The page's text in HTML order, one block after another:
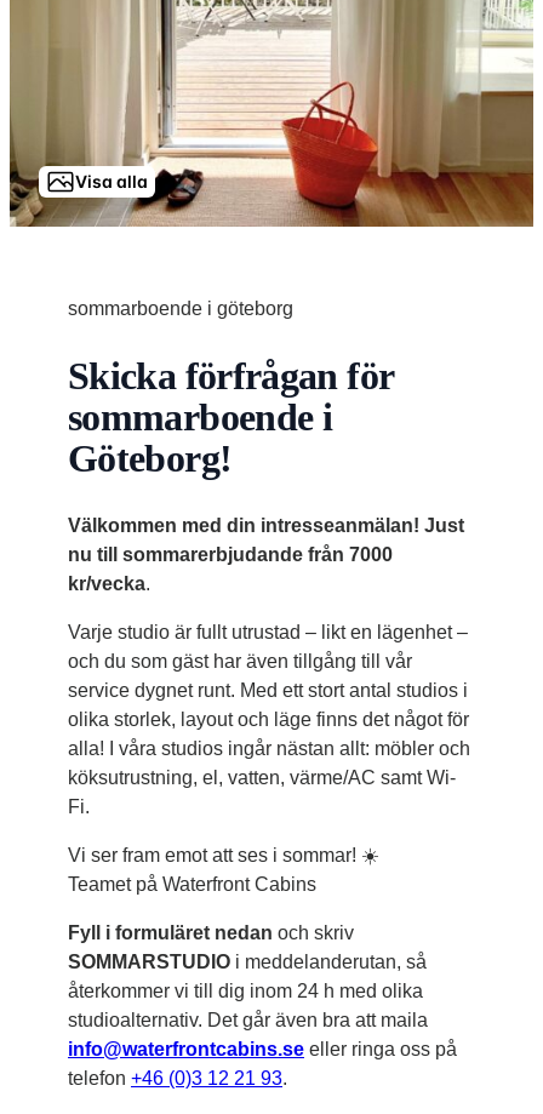
Visa alla
sommarboende i göteborg
Skicka förfrågan för
sommarboende i
Göteborg!
Välkommen med din intresseanmälan! Just
nu till sommarerbjudande från 7000
kr/vecka.
Varje studio är fullt utrustad – likt en lägenhet –
och du som gäst har även tillgång till vår
service dygnet runt. Med ett stort antal studios i
olika storlek, layout och läge finns det något för
alla! I våra studios ingår nästan allt: möbler och
köksutrustning, el, vatten, värme/AC samt Wi-
Fi.
Vi ser fram emot att ses i sommar! ☀️
Teamet på Waterfront Cabins
Fyll i formuläret nedan och skriv
SOMMARSTUDIO i meddelanderutan, så
återkommer vi till dig inom 24 h med olika
studioalternativ. Det går även bra att maila
info@waterfrontcabins.se eller ringa oss på
telefon +46 (0)3 12 21 93.